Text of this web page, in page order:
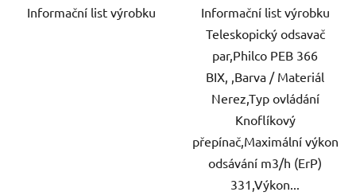
Informační list výrobku
Informační list výrobku
Teleskopický odsavač
par,Philco PEB 366
BIX, ,Barva / Materiál
Nerez,Typ ovládání
Knoflíkový
přepínač,Maximální výkon
odsávání m3/h (ErP)
331,Výkon...